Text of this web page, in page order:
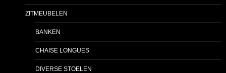
ZITMEUBELEN
BANKEN
CHAISE LONGUES
DIVERSE STOELEN